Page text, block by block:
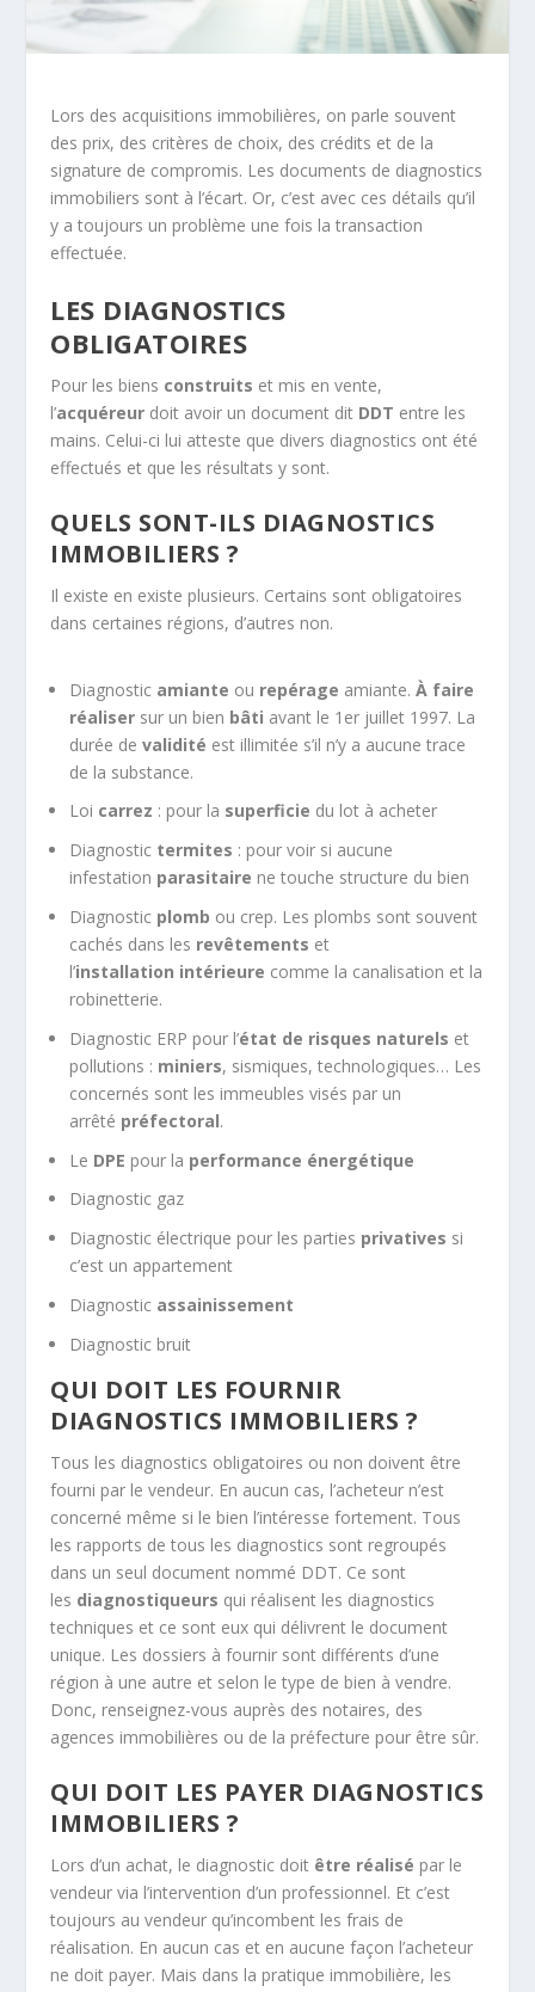
Lors des acquisitions immobilières, on parle souvent
des prix, des critères de choix, des crédits et de la
signature de compromis. Les documents de diagnostics
immobiliers sont à l’écart. Or, c’est avec ces détails qu’il
y a toujours un problème une fois la transaction
effectuée.
LES DIAGNOSTICS
OBLIGATOIRES
Pour les biens construits et mis en vente,
l’acquéreur doit avoir un document dit DDT entre les
mains. Celui-ci lui atteste que divers diagnostics ont été
effectués et que les résultats y sont.
QUELS SONT-ILS DIAGNOSTICS
IMMOBILIERS ?
Il existe en existe plusieurs. Certains sont obligatoires
dans certaines régions, d’autres non.
Diagnostic amiante ou repérage amiante.À faire
réaliser sur un bien bâti avant le 1er juillet 1997. La
durée devalidité est illimitée s’il n’y a aucune trace
de la substance.
Loi carrez : pour la superficie du lot à acheter
Diagnostic termites : pour voir si aucune
infestation parasitaire ne touche structure du bien
Diagnostic plomb ou crep. Les plombs sont souvent
cachés dans les revêtements et
l’installation intérieure comme la canalisation et la
robinetterie.
Diagnostic ERP pour l’état de risques naturels et
pollutions : miniers, sismiques, technologiques… Les
concernés sont les immeubles visés par un
arrêté préfectoral.
Le DPE pour la performance énergétique
Diagnostic gaz
Diagnostic électrique pour les parties privatives si
c’est un appartement
Diagnostic assainissement
Diagnostic bruit
QUI DOIT LES FOURNIR
DIAGNOSTICS IMMOBILIERS ?
Tous les diagnostics obligatoires ou non doivent être
fourni par le vendeur. En aucun cas, l’acheteur n’est
concerné même si le bien l’intéresse fortement. Tous
les rapports de tous les diagnostics sont regroupés
dans un seul document nommé DDT. Ce sont
les diagnostiqueurs qui réalisent les diagnostics
techniques et ce sont eux qui délivrent le document
unique. Les dossiers à fournir sont différents d’une
région à une autre et selon le type de bien à vendre.
Donc, renseignez-vous auprès des notaires, des
agences immobilières ou de la préfecture pour être sûr.
QUI DOIT LES PAYER DIAGNOSTICS
IMMOBILIERS ?
Lors d’un achat, le diagnostic doit être réalisé par le
vendeur via l’intervention d’un professionnel. Et c’est
toujours au vendeur qu’incombent les frais de
réalisation. En aucun cas et en aucune façon l’acheteur
ne doit payer. Mais dans la pratique immobilière, les